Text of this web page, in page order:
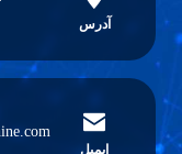
آدرس
ایمیل